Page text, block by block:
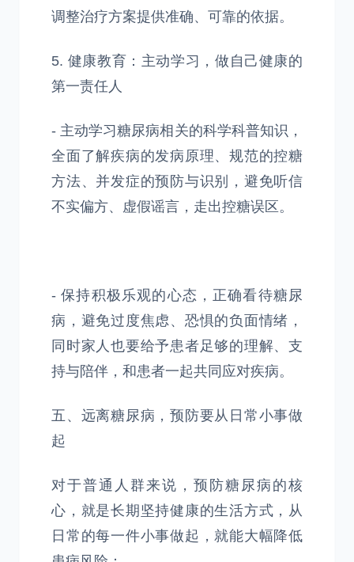
调整治疗方案提供准确、可靠的依据。
5. 健康教育：主动学习，做自己健康的
第一责任人
- 主动学习糖尿病相关的科学科普知识，
全面了解疾病的发病原理、规范的控糖
方法、并发症的预防与识别，避免听信
不实偏方、虚假谣言，走出控糖误区。
- 保持积极乐观的心态，正确看待糖尿
病，避免过度焦虑、恐惧的负面情绪，
同时家人也要给予患者足够的理解、支
持与陪伴，和患者一起共同应对疾病。
五、远离糖尿病，预防要从日常小事做
起
对于普通人群来说，预防糖尿病的核
心，就是长期坚持健康的生活方式，从
日常的每一件小事做起，就能大幅降低